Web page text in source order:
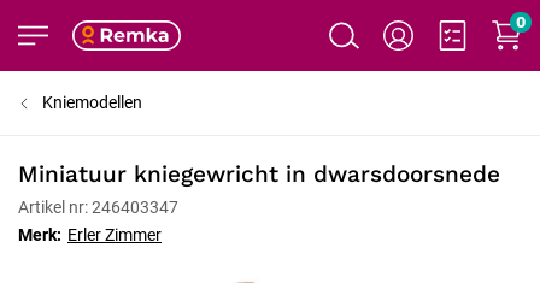
0
Kniemodellen
Miniatuur kniegewricht in dwarsdoorsnede
Artikel nr: 246403347
Merk: Erler Zimmer